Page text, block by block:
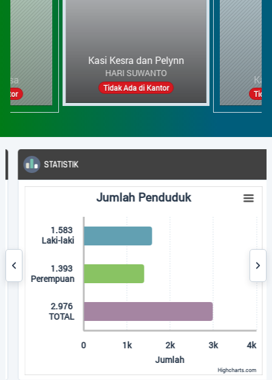
Kasi Kesra dan Pelynn
HARI SUWANTO
Tidak Ada di Kantor
STATISTIK
The chart has 1 X axis displaying categories.
The chart has 1 Y axis displaying Jumlah. Data ranges
Jumlah
Jumlah Penduduk
0 1k 2k 3k 4k
1.583
Laki-laki
1.393
Perempuan
2.976
TOTAL
Highcharts.com